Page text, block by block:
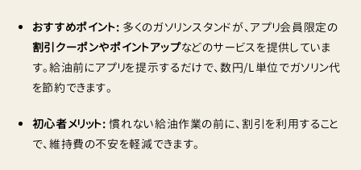
おすすめポイント: 多くのガソリンスタンドが、アプリ会員限定の
割引クーポンやポイントアップなどのサービスを提供していま
す。給油前にアプリを提示するだけで、数円/L単位でガソリン代
を節約できます。
初心者メリット: 慣れない給油作業の前に、割引を利用すること
で、維持費の不安を軽減できます。